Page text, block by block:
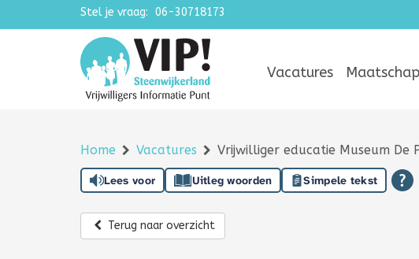
Navigatie overslaan
Stel je vraag: 06-30718173
Vacatures
Home Vacatures Vrijwilliger educatie Museum De
Lees voor Uitleg woorden Simpele tekst
Terug naar overzicht